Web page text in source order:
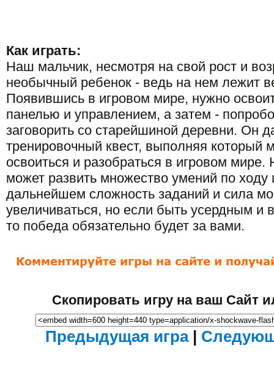
Как играть:
Наш мальчик, несмотря на свой рост и
необычный ребенок - ведь на нем лежит
Появившись в игровом мире, нужно
панелью и управлением, а затем -
заговорить со старейшиной деревни. Он
тренировочный квест, выполняя который
освоиться и разобраться в игровом мире.
может развить множество умений по ходу
дальнейшем сложность заданий и сила
увеличиваться, но если быть усердным и
то победа обязательно будет за вами.
Скопировать игру на ваш Сайт
Предыдущая игра|